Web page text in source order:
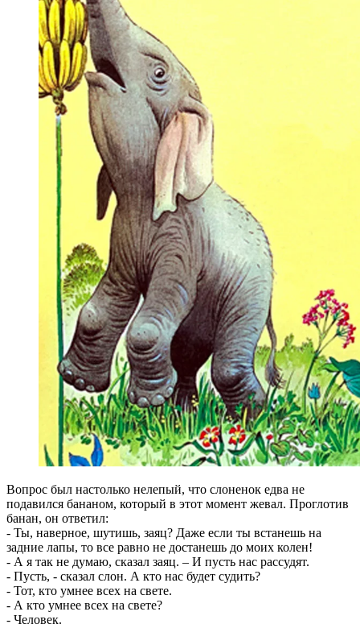
Вопрос был настолько нелепый, что слоненок едва не
подавился бананом, который в этот момент жевал. Проглотив
банан, он ответил:
- Ты, наверное, шутишь, заяц? Даже если ты встанешь на
задние лапы, то все равно не достанешь до моих колен!
- А я так не думаю, сказал заяц. – И пусть нас рассудят.
- Пусть, - сказал слон. А кто нас будет судить?
- Тот, кто умнее всех на свете.
- А кто умнее всех на свете?
- Человек.